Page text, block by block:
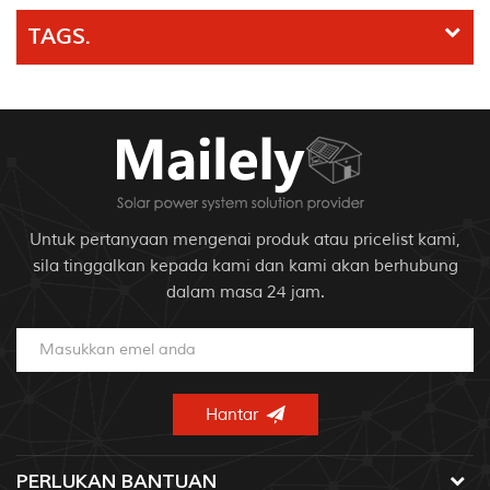
TAGS.
Untuk pertanyaan mengenai produk atau pricelist kami,
sila tinggalkan kepada kami dan kami akan berhubung
dalam masa 24 jam.
PERLUKAN BANTUAN